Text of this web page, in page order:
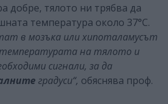
добре, тялото ни трябва да
температура около 37°C.
в мозъка или хипоталамусът
на тялото и
сигнали, за да
градуси“, обяснява проф.